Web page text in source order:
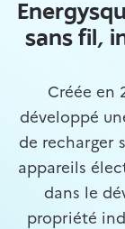
sans fil,
Créée en
développé
de recharger
appareils
dans le
propriété